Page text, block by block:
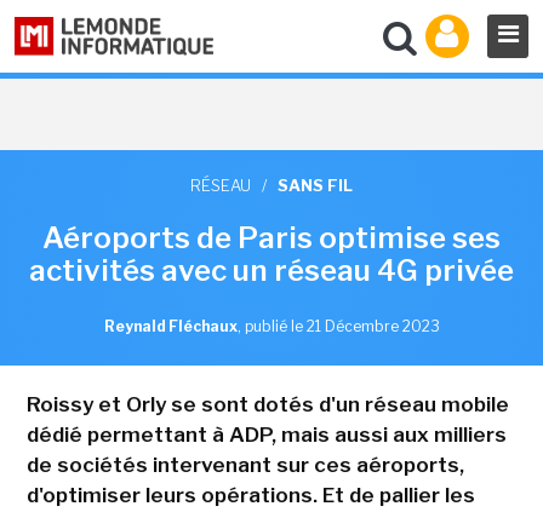
RÉSEAU / SANS FIL
Aéroports de Paris optimise ses
activités avec un réseau 4G privée
Reynald Fléchaux, publié le 21 Décembre 2023
Roissy et Orly se sont dotés d'un réseau mobile
dédié permettant à ADP, mais aussi aux milliers
de sociétés intervenant sur ces aéroports,
d'optimiser leurs opérations. Et de pallier les